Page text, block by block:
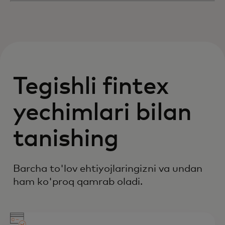
Tegishli fintex
yechimlari bilan
tanishing
Barcha to'lov ehtiyojlaringizni va undan
ham ko'proq qamrab oladi.